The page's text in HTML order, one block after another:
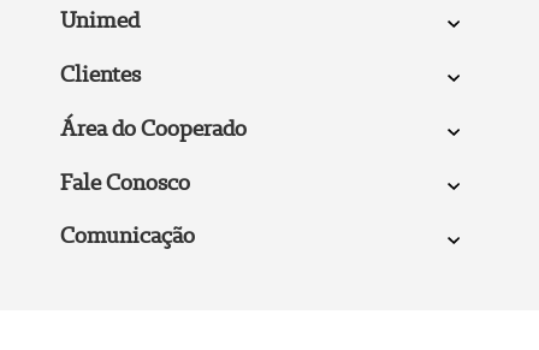
Unimed
Clientes
Área do Cooperado
Fale Conosco
Comunicação